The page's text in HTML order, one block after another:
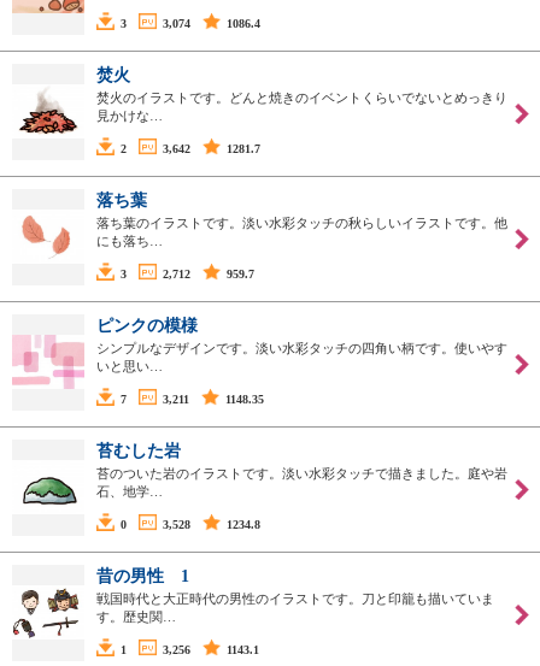
3 3,074 1086.4
焚火
焚火のイラストです。どんと焼きのイベントくらいでないとめっきり
見かけな…
2 3,642 1281.7
落ち葉
落ち葉のイラストです。淡い水彩タッチの秋らしいイラストです。他
にも落ち…
3 2,712 959.7
ピンクの模様
シンプルなデザインです。淡い水彩タッチの四角い柄です。使いやす
いと思い…
7 3,211 1148.35
苔むした岩
苔のついた岩のイラストです。淡い水彩タッチで描きました。庭や岩
石、地学…
0 3,528 1234.8
昔の男性 1
戦国時代と大正時代の男性のイラストです。刀と印籠も描いていま
す。歴史関…
1 3,256 1143.1